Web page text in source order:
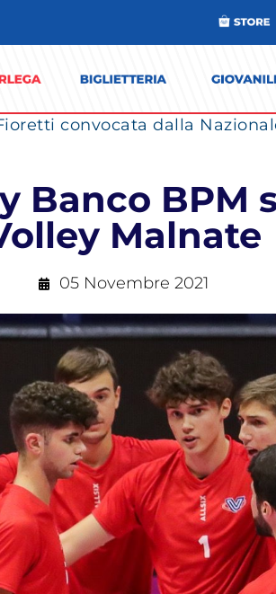
convocata dalla
Banco BPM
Malnate
05 Novembre 2021